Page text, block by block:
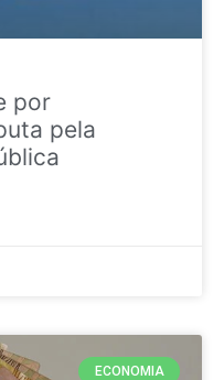
por
pela
ECONOMIA